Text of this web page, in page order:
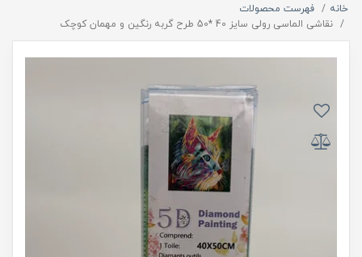
خانه
فهرست محصولات
نقاشی الماسی رولی سایز 40 *50 طرح گربه رنگین و مهمان کوچک